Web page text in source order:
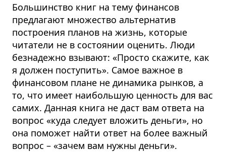
Большинство книг на тему финансов
предлагают множество альтернатив
построения планов на жизнь, которые
читатели не в состоянии оценить. Люди
безнадежно взывают: «Просто скажите, как
я должен поступить». Самое важное в
финансовом плане не динамика рынков, а
то, что имеет наибольшую ценность для вас
самих. Данная книга не даст вам ответа на
вопрос «куда следует вложить деньги», но
она поможет найти ответ на более важный
вопрос – «зачем вам нужны деньги».